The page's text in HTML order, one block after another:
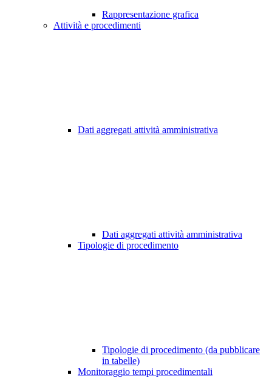
Rappresentazione grafica
Attività e procedimenti
Dati aggregati attività amministrativa
Dati aggregati attività amministrativa
Tipologie di procedimento
Tipologie di procedimento (da pubblicare
in tabelle)
Monitoraggio tempi procedimentali